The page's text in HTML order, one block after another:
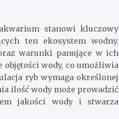
stanowi kluczowy
ten ekosystem wodny.
warunki panujące w ich
objętości wody, co umożliwia
ryb wymaga określonej
ilość wody może prowadzić
jakości wody i stwarza